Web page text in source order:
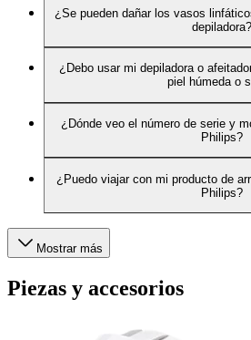
¿Se pueden dañar los vasos
depiladora?
¿Debo usar mi depiladora o
piel húmeda o
¿Dónde veo el número de serie y
Philips?
¿Puedo viajar con mi producto de
Philips?
Mostrar más
Piezas y accesorios